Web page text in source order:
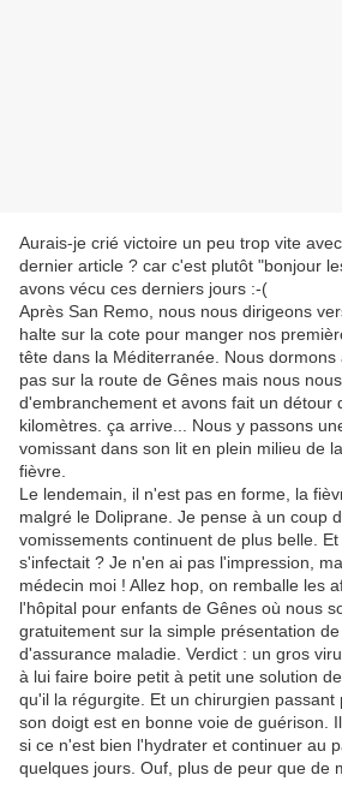
Aurais-je crié victoire un peu trop vite
dernier article ? car c'est plutôt "bonjour
avons vécu ces derniers jours :-(
Après San Remo, nous nous dirigeons
halte sur la cote pour manger nos
tête dans la Méditerranée. Nous
pas sur la route de Gênes mais nous
d'embranchement et avons fait un détour
kilomètres. ça arrive... Nous y passons
vomissant dans son lit en plein milieu de
fièvre.
Le lendemain, il n'est pas en forme, la
malgré le Doliprane. Je pense à un coup
vomissements continuent de plus belle.
s'infectait ? Je n'en ai pas l'impression,
médecin moi ! Allez hop, on remballe les
l'hôpital pour enfants de Gênes où nous
gratuitement sur la simple présentation
d'assurance maladie. Verdict : un gros
à lui faire boire petit à petit une solution
qu'il la régurgite. Et un chirurgien passant
son doigt est en bonne voie de guérison.
si ce n'est bien l'hydrater et continuer au
quelques jours. Ouf, plus de peur que de